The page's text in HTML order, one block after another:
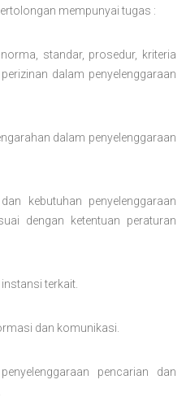
mempunyai tugas :
standar, prosedur, kriteria
dalam penyelenggaraan
dalam penyelenggaraan
kebutuhan penyelenggaraan
dengan ketentuan peraturan
terkait.
dan komunikasi.
pencarian dan